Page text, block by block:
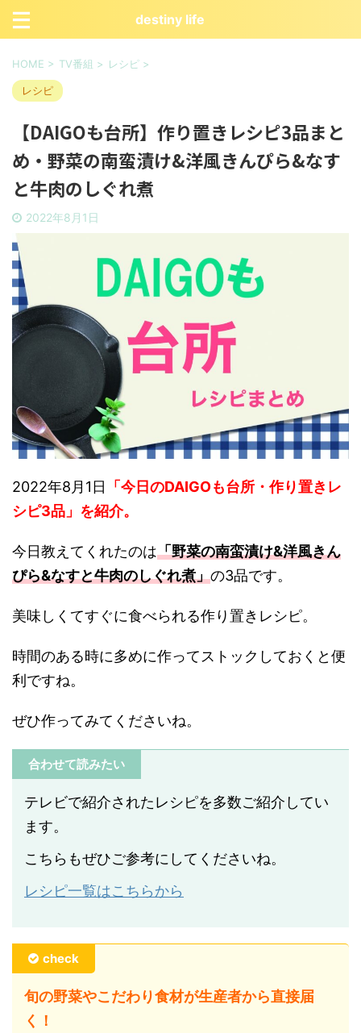
destiny life
HOME > TV番組 > レシピ >
レシピ
【DAIGOも台所】作り置きレシピ3品まと
め・野菜の南蛮漬け&洋風きんぴら&なす
と牛肉のしぐれ煮
2022年8月1日
2022年8月1日
「今日のDAIGOも台所・作り置きレ
シピ3品 」を紹介。
今日教えてくれたのは「野菜の南蛮漬け&洋風きん
ぴら&なすと牛肉のしぐれ煮」の3品です。
美味しくてすぐに食べられる作り置きレシピ。
時間のある時に多めに作ってストックしておくと便
利ですね。
ぜひ作ってみてくださいね。
合わせて読みたい
テレビで紹介されたレシピを多数ご紹介してい
ます。
こちらもぜひご参考にしてくださいね。
レシピ一覧はこちらから
check
旬の野菜やこだわり食材が生産者から直接届
く！